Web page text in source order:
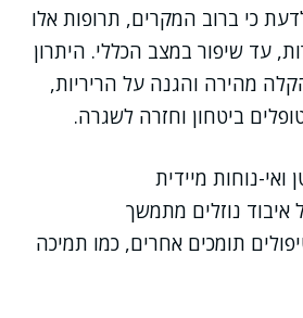
כי ברוב המקרים, תרופות אלו
עד שיפור במצב הכללי. היתרון
מהירה והגנה על הריריות,
ביטחון וחזרה לשגרה.
נוחות מיידית
איבוד נוזלים מתמשך
תומכים אחרים, כמו תמיכה